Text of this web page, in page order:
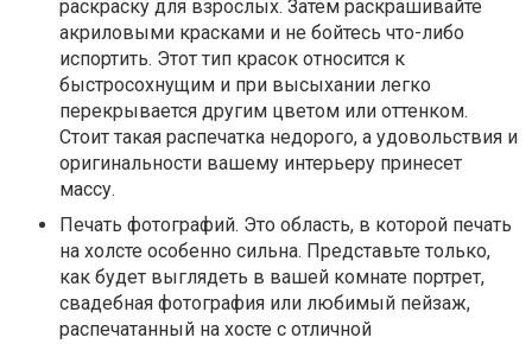
раскраску для взрослых. Затем раскрашивайте
акриловыми красками и не бойтесь что-либо
испортить. Этот тип красок относится к
быстросохнущим и при высыхании легко
перекрывается другим цветом или оттенком.
Стоит такая распечатка недорого, а удовольствия и
оригинальности вашему интерьеру принесет
массу.
Печать фотографий. Это область, в которой печать
на холсте особенно сильна. Представьте только,
как будет выглядеть в вашей комнате портрет,
свадебная фотография или любимый пейзаж,
распечатанный на хосте с отличной